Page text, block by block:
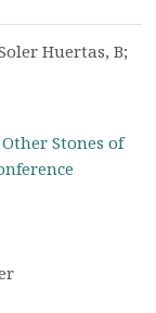
Huertas, B;
Stones of